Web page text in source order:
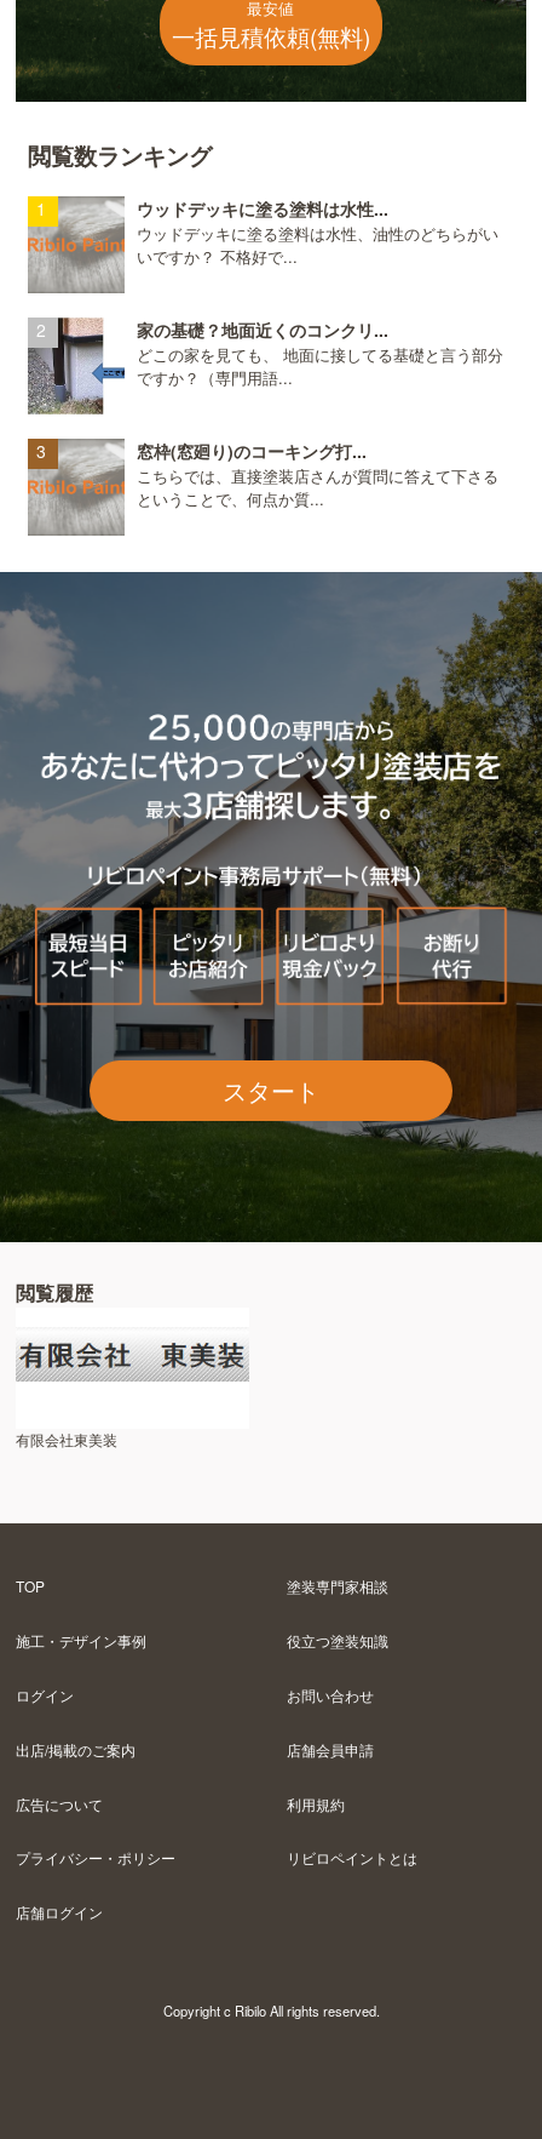
最安値
一括見積依頼(無料)
閲覧数ランキング
ウッドデッキに塗る塗料は水性...
ウッドデッキに塗る塗料は水性、油性のどちらがい
いですか？ 不格好で...
家の基礎？地面近くのコンクリ...
どこの家を見ても、 地面に接してる基礎と言う部分
ですか？（専門用語...
窓枠(窓廻り)のコーキング打...
こちらでは、直接塗装店さんが質問に答えて下さる
ということで、何点か質...
スタート
閲覧履歴
有限会社東美装
TOP 塗装専門家相談
施工・デザイン事例 役立つ塗装知識
ログイン お問い合わせ
出店/掲載のご案内 店舗会員申請
広告について 利用規約
プライバシー・ポリシー リビロペイントとは
店舗ログイン
Copyright c Ribilo All rights reserved.